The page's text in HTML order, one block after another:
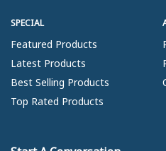
SPECIAL
Featured Products
Latest Products
Best Selling Products
Top Rated Products